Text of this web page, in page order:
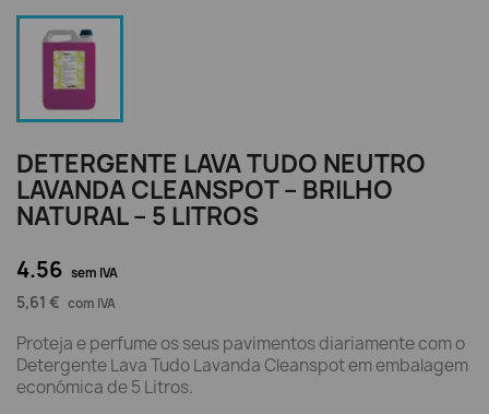
DETERGENTE LAVA TUDO NEUTRO
LAVANDA CLEANSPOT – BRILHO
NATURAL – 5 LITROS
4.56 sem IVA
5,61 € com IVA
Proteja e perfume os seus pavimentos diariamente com o
Detergente Lava Tudo Lavanda Cleanspot em embalagem
económica de 5 Litros.